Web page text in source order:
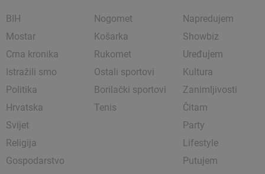
BIH
Mostar
Crna kronika
Istražili smo
Politika
Hrvatska
Svijet
Religija
Gospodarstvo
Nogomet
Košarka
Rukomet
Ostali sportovi
Borilački sportovi
Tenis
Napredujem
Showbiz
Uređujem
Kultura
Zanimljivosti
Čitam
Party
Lifestyle
Putujem